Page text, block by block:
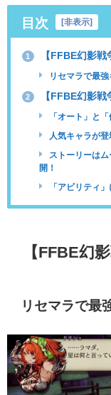
目次 非表示
1 【FFBE幻影戦
リセマラで最
2 【FFBE幻影戦
「オート」と
人気キャラが
ストーリーは
開！
「アビリティ
【FFBE幻
リセマラで最